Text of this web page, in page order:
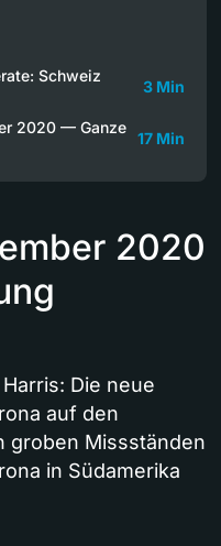
Schweiz
3 Min
2020 — Ganze
17 Min
2020
Die neue
auf den
groben Missständen
in Südamerika